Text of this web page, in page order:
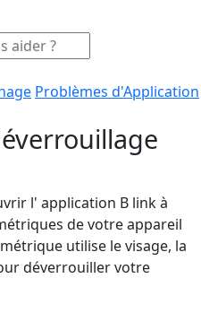
Problèmes d'Application
l' application B link à
de votre appareil
utilise le visage, la
déverrouiller votre